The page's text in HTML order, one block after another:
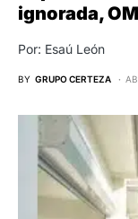
ignorada,
Por: Esaú León
BY GRUPO CERTEZA